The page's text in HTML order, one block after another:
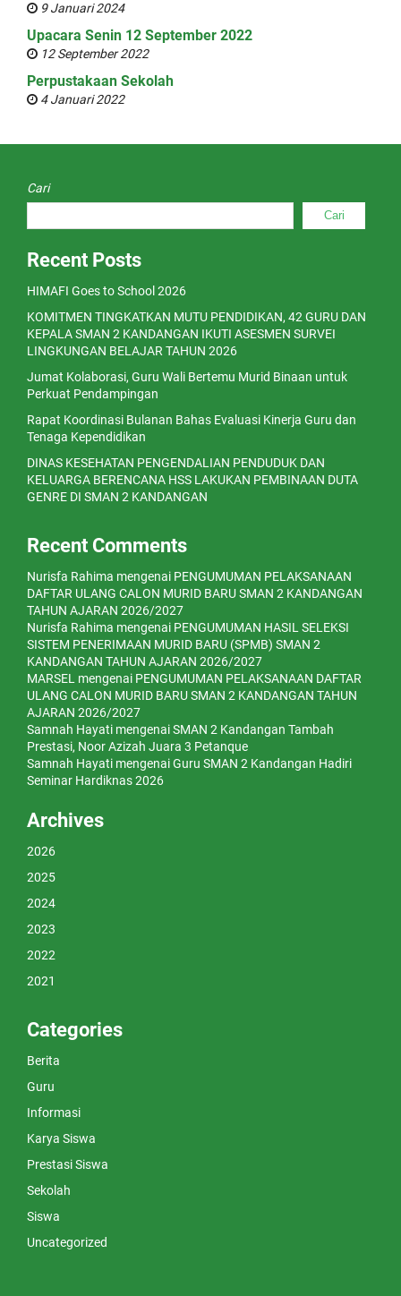
9 Januari 2024
Upacara Senin 12 September 2022
12 September 2022
Perpustakaan Sekolah
4 Januari 2022
Cari
Cari
Recent Posts
HIMAFI Goes to School 2026
KOMITMEN TINGKATKAN MUTU PENDIDIKAN, 42 GURU DAN
KEPALA SMAN 2 KANDANGAN IKUTI ASESMEN SURVEI
LINGKUNGAN BELAJAR TAHUN 2026
Jumat Kolaborasi, Guru Wali Bertemu Murid Binaan untuk
Perkuat Pendampingan
Rapat Koordinasi Bulanan Bahas Evaluasi Kinerja Guru dan
Tenaga Kependidikan
DINAS KESEHATAN PENGENDALIAN PENDUDUK DAN
KELUARGA BERENCANA HSS LAKUKAN PEMBINAAN DUTA
GENRE DI SMAN 2 KANDANGAN
Recent Comments
Nurisfa Rahima mengenai PENGUMUMAN PELAKSANAAN
DAFTAR ULANG CALON MURID BARU SMAN 2 KANDANGAN
TAHUN AJARAN 2026/2027
Nurisfa Rahima mengenai PENGUMUMAN HASIL SELEKSI
SISTEM PENERIMAAN MURID BARU (SPMB) SMAN 2
KANDANGAN TAHUN AJARAN 2026/2027
MARSEL mengenai PENGUMUMAN PELAKSANAAN DAFTAR
ULANG CALON MURID BARU SMAN 2 KANDANGAN TAHUN
AJARAN 2026/2027
Samnah Hayati mengenaiSMAN 2 Kandangan Tambah
Prestasi, Noor Azizah Juara 3 Petanque
Samnah Hayati mengenaiGuru SMAN 2 Kandangan Hadiri
Seminar Hardiknas 2026
Archives
2026
2025
2024
2023
2022
2021
Categories
Berita
Guru
Informasi
Karya Siswa
Prestasi Siswa
Sekolah
Siswa
Uncategorized